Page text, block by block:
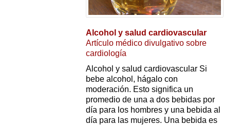
Alcohol y salud cardiovascular
Artículo médico divulgativo sobre
cardiología
Alcohol y salud cardiovascular Si
bebe alcohol, hágalo con
moderación. Esto significa un
promedio de una a dos bebidas por
día para los hombres y una bebida al
día para las mujeres. Una bebida es